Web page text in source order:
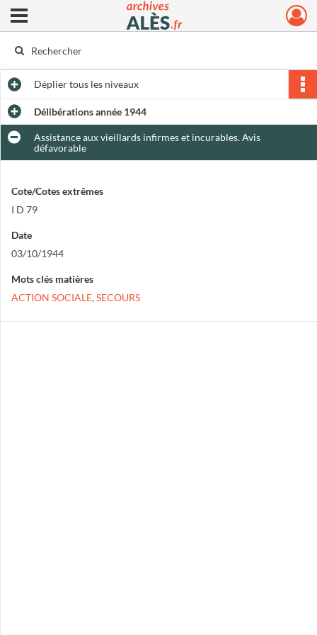
Archives municipales d'Alès
Ouvrir le menu déroulant
Dépliertous les niveaux
Délibérations année 1944
Assistance aux vieillards infirmes et incurables. Avis
défavorable
Cote/Cotes extrêmes
I D 79
Date
03/10/1944
Mots clés matières
ACTION SOCIALE,SECOURS